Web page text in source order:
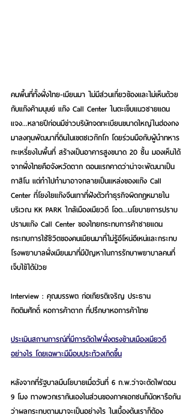
คนพื้นที่ทั้งฝั่งไทย-เมียนมา ไม่มีส่วนเกี่ยวข้องและไม่เห็นด้วย
กับแก๊งค้ามนุษย์ แก๊ง Call Center ในตะเข็บแนวชายแดน
แจง...หลายปีก่อนมีข่าวบริษัทจดทะเบียนขนาดใหญ่ในฮ่องกง
มาลงทุนพัฒนาที่ดินในเขตชเวก๊กโก โดยร่วมมือกับผู้นำทหาร
กะเหรี่ยงในพื้นที่ สร้างเป็นอาคารสูงขนาด 20 ชั้น มองเห็นได้
จากฝั่งไทยคือจังหวัดตาก ตอนแรกคาดว่าน่าจะพัฒนาเป็น
กาสิโน แต่ทำไปทำมาอาจกลายเป็นแหล่งของแก๊ง Call
Center ที่โยงใยแก๊งจีนเทาที่ฝังตัวทำธุรกิจผิดกฎหมายใน
บริเวณ KK PARK ใกล้เมืองเมียวดี โอด...นโยบายการปราบ
ปรามแก๊ง Call Center ของไทยกระทบการค้าชายแดน
กระทบการใช้ชีวิตของคนเมียนมาที่ไม่รู้อีโหน่อีเหน่และกระทบ
โรงพยาบาลฝั่งเมียนมาที่มีปัญหาในการรักษาพยาบาลคนที่
เจ็บไข้ได้ป่วย
Interview : คุณบรรพต ก่อเกียรติเจริญ ประธาน
กิตติมศักดิ์ หอการค้าตาก ที่ปรึกษาหอการค้าไทย
ประเมินสถานการณ์ที่มีการตัดไฟฝั่งตรงข้ามเมืองเมียวดี
อย่างไร โดยเฉพาะมีม็อบประท้วงเกิดขึ้น
หลังจากที่รัฐบาลมีนโยบายเมื่อวันที่ 6 ก.พ.ว่าจะตัดไฟตอน
9 โมง ทางพวกเรากันเองในส่วนของภาคเอกชนก็นัดหารือกัน
ว่าผลกระทบตามมาจะเป็นอย่างไร ในเบื้องต้นเราก็ต้อง